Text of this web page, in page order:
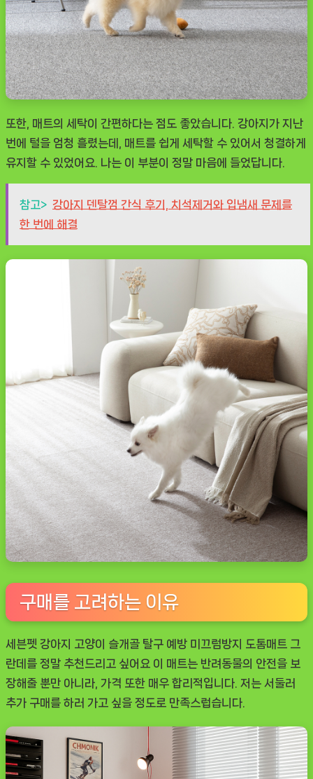
또한, 매트의 세탁이 간편하다는 점도 좋았습니다. 강아지가 지난
번에 털을 엄청 흘렸는데, 매트를 쉽게 세탁할 수 있어서 청결하게
유지할 수 있었어요. 나는 이 부분이 정말 마음에 들었답니다.
참고> 강아지 덴탈껌 간식 후기, 치석제거와 입냄새 문제를
한 번에 해결
구매를 고려하는 이유
세븐펫 강아지 고양이 슬개골 탈구 예방 미끄럼방지 도톰매트 그
란데를 정말 추천드리고 싶어요 이 매트는 반려동물의 안전을 보
장해줄 뿐만 아니라, 가격 또한 매우 합리적입니다. 저는 서둘러
추가 구매를 하러 가고 싶을 정도로 만족스럽습니다.